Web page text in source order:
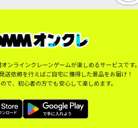
ンラインクレーンゲームが楽しめるサービスです
送依頼を行えばご自宅に獲得した景品をお届け！
で、初心者の方でも安心して楽しめます。